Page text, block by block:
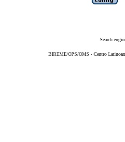
Search
BIREME/OPS/OMS - Centro